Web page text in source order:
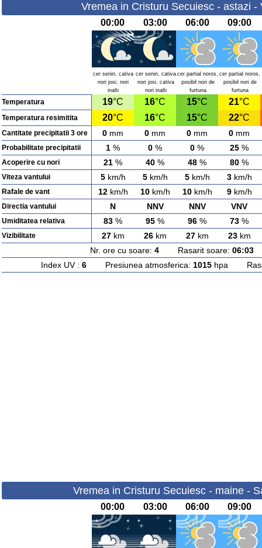
Vremea in Cristuru Secuiesc - astazi -
00:00 03:00 06:00 09:00
cer senin, cativa
nori josi, nori
inalti
cer senin, cativa
nori josi, cativa
nori inalti
cer partial noros,
posibil nori de
furtuna
cer partial noros,
posibil nori de
furtuna
Temperatura 19°C 16°C 15°C 21°C
Temperatura resimitita 20°C 16°C 15°C 22°C
Cantitate precipitatii 3 ore 0 mm 0 mm 0 mm 0 mm
Probabilitate precipitatii 1 % 0 % 0 % 25 %
Acoperire cu nori 21 % 40 % 48 % 80 %
Viteza vantului 5km/h 5km/h 5km/h 3km/h
Rafale de vant 12km/h 10km/h 10km/h 9km/h
Directia vantului N NNV NNV VNV
Umiditatea relativa 83 % 95 % 96 % 73 %
Vizibilitate 27km 26km 27km 23km
Nr. ore cu soare: 4Rasarit soare: 06:03
Index UV : 6 Presiunea atmosferica: 1015 hpa
Vremea in Cristuru Secuiesc - maine -
00:00 03:00 06:00 09:00